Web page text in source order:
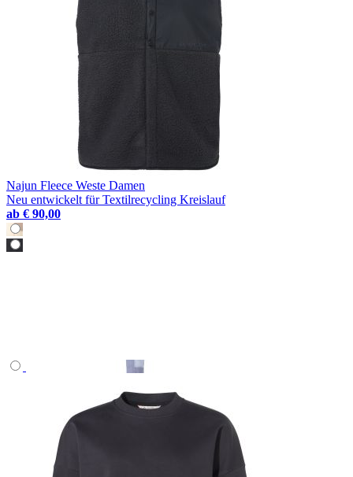
Najun Fleece Weste Damen
Neu entwickelt für Textilrecycling Kreislauf
ab € 90,00